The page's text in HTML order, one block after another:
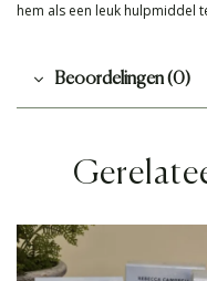
hem als een leuk hulpmiddel
Beoordelingen (0)